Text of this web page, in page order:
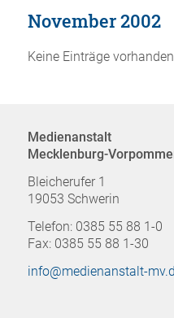
November 2002
Keine Einträge
Medienanstalt
Mecklenburg-
Bleicherufer 1
19053 Schwerin
Telefon: 0385 55 88 1-0
Fax: 0385 55 88 1-30
info@medienanstalt-